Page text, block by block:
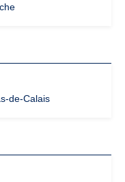
de-Calais